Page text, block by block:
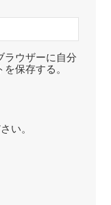
ラウザーに自分
保存する。
い。